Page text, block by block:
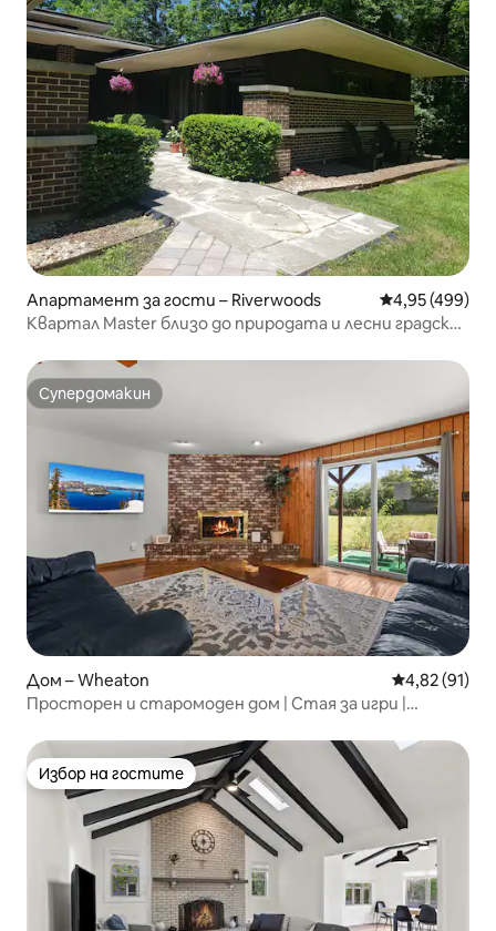
Апартамент за гости – Riverwoods Средна
4,95 (499)
Квартал Master близо до природата и лесни градски
Супердомакин
Супердомакин
Дом – Wheaton Средна
4,82 (91)
Просторен и старомоден дом | Стая за игри |
Избор на гостите
Избор на гостите